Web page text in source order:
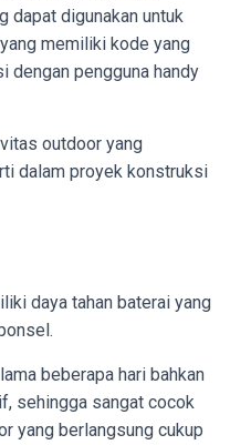
dapat digunakan untuk
memiliki kode yang
dengan pengguna handy
outdoor yang
dalam proyek konstruksi
daya tahan baterai yang
beberapa hari bahkan
sehingga sangat cocok
yang berlangsung cukup